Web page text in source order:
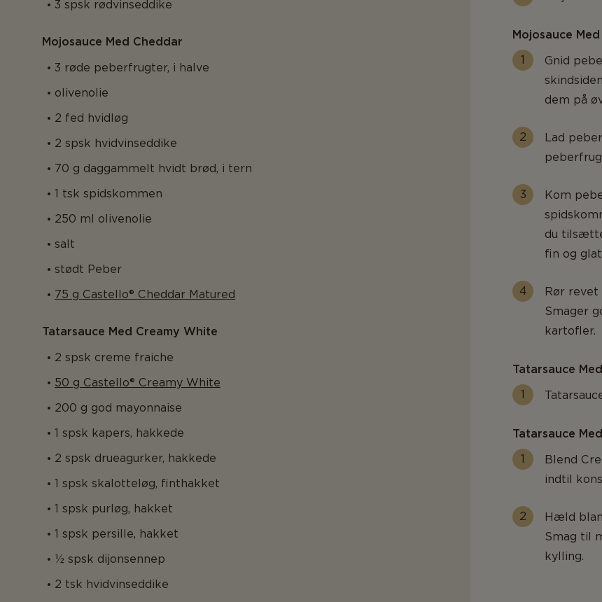
3 spsk rødvinseddike
Mojosauce Med Cheddar
3 røde peberfrugter, i halve
olivenolie
2 fed hvidløg
2 spsk hvidvinseddike
70 g daggammelt hvidt brød, i tern
1 tsk spidskommen
250 ml olivenolie
salt
stødt Peber
75 g Castello® Cheddar Matured
Tatarsauce Med Creamy White
2 spsk creme fraiche
50 g Castello® Creamy White
200 g god mayonnaise
1 spsk kapers, hakkede
2 spsk drueagurker, hakkede
1 spsk skalotteløg, finthakket
1 spsk purløg, hakket
1 spsk persille, hakket
½ spsk dijonsennep
2 tsk hvidvinseddike
Mojosauce
Gnid
dem på
Lad
Kom
du
fin og
Rør revet
Smager
kartofler.
Tatarsauce
Tatarsauce
Blend
indtil
Hæld
Smag til
kylling.